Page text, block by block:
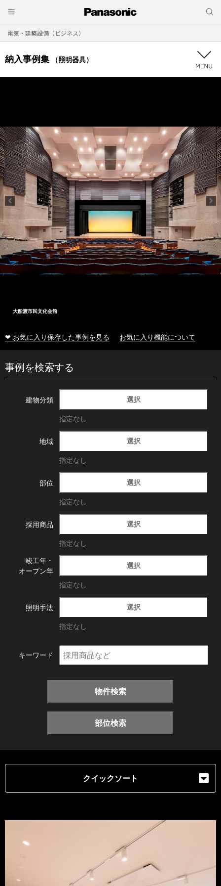
電気・建築設備（ビジネス）
納入事例集 （照明器具）
大船渡市民文化会館
❤ お気に入り保存した事例を見る お気に入り機能について
事例を検索する
建物分類 選択
指定なし
地域 選択
指定なし
部位 選択
指定なし
採用商品 選択
指定なし
竣工年・
オープン年
選択
指定なし
照明手法 選択
指定なし
キーワード
物件検索
部位検索
クイックソート